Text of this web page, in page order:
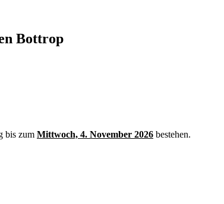
Bottrop
bis zum Mittwoch, 4. November 2026 bestehen.